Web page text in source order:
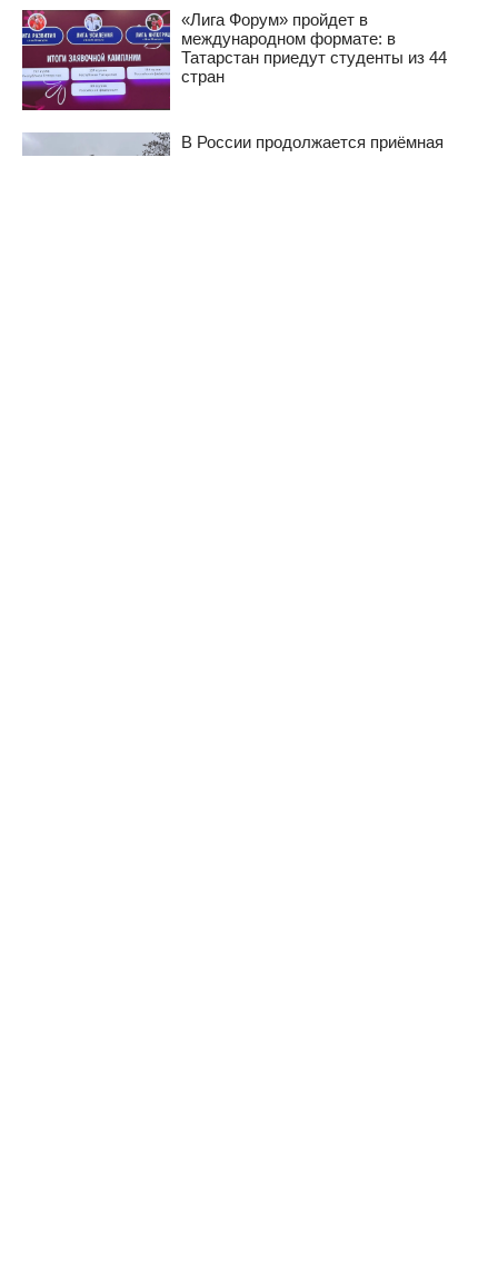
«Лига Форум» пройдет в
международном формате: в
Татарстан приедут студенты из 44
стран
В России продолжается приёмная